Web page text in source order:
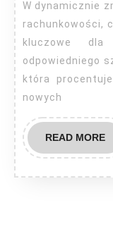
W dynamicznie zmieniającym się świecie finansów i
rachunkowości,
kluczowe dla
odpowiedniego
która
nowych
READ MORE